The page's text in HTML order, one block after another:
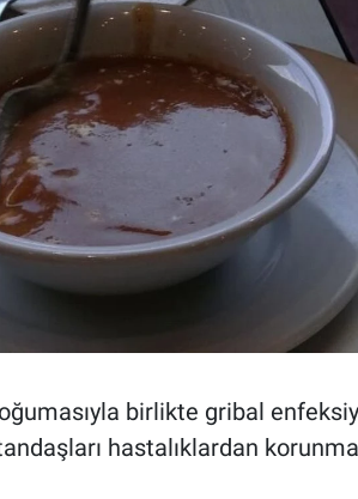
birlikte gribal
hastalıklardan